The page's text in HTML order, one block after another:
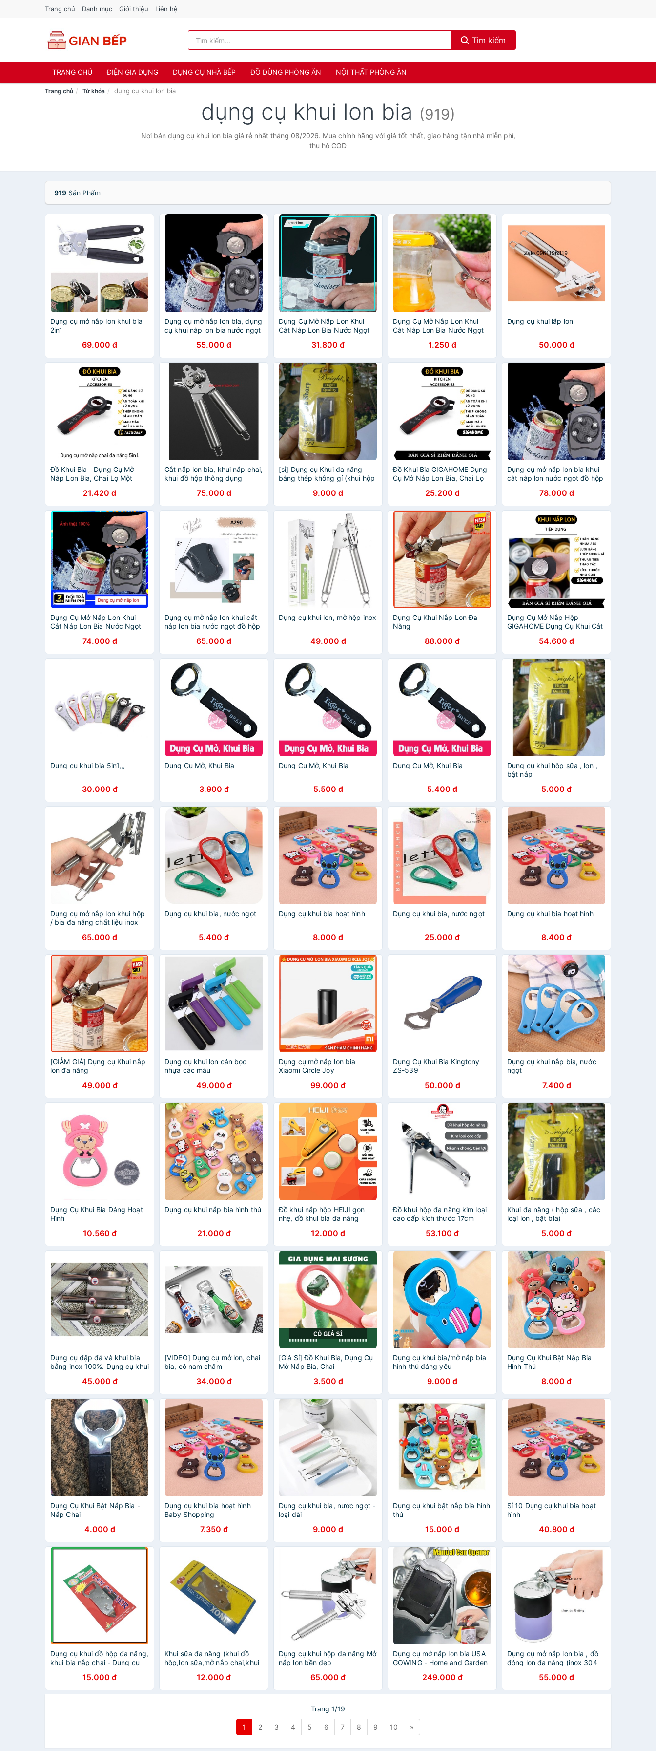
Trang chủ Danh mục Giới thiệu Liên hệ
Tìm kiếm
TRANG CHỦ ĐIỆN GIA DỤNG DỤNG CỤ NHÀ BẾP ĐỒ DÙNG PHÒNG ĂN NỘI THẤT PHÒNG ĂN
Trang chủ Từ khóa dụng cụ khui lon bia
dụng cụ khui lon bia (919)
Nơi bán dụng cụ khui lon bia giá rẻ nhất tháng 08/2026. Mua chính hãng với giá tốt nhất, giao hàng tận nhà miễn phí,
thu hộ COD
919 Sản Phẩm
Dụng cụ mở nắp lon khui bia
2in1
69.000 đ
Dụng cụ mở nắp lon bia, dụng
cụ khui nắp lon bia nước ngọt
55.000 đ
Dụng Cụ Mở Nắp Lon Khui
Cắt Nắp Lon Bia Nước Ngọt
31.800 đ
Dụng Cụ Mở Nắp Lon Khui
Cắt Nắp Lon Bia Nước Ngọt
1.250 đ
Dụng cụ khui lắp lon
50.000 đ
Đồ Khui Bia - Dụng Cụ Mở
Nắp Lon Bia, Chai Lọ Một
21.420 đ
Cắt nắp lon bia, khui nắp chai,
khui đồ hộp thông dụng
75.000 đ
[sỉ] Dụng cụ Khui đa năng
bằng thép không gỉ (khui hộp
9.000 đ
Đồ Khui Bia GIGAHOME Dụng
Cụ Mở Nắp Lon Bia, Chai Lọ
25.200 đ
Dụng cụ mở nắp lon bia khui
cắt nắp lon nước ngọt đồ hộp
78.000 đ
Dụng Cụ Mở Nắp Lon Khui
Cắt Nắp Lon Bia Nước Ngọt
Chuyên Dụng- wonter
74.000 đ
Dụng cụ mở nắp lon khui cắt
nắp lon bia nước ngọt đồ hộp
dụng A29065.000 đ
Dụng cụ khui lon, mở hộp inox
49.000 đ
Dụng Cụ Khui Nắp Lon Đa
Năng
88.000 đ
Dụng Cụ Mở Nắp Hộp
GIGAHOME Dụng Cụ Khui Cắt
Hộp Tiện Dụng 9958
54.600 đ
Dụng cụ khui bia 5in1,,,
30.000 đ
Dụng Cụ Mở, Khui Bia
3.900 đ
Dụng Cụ Mở, Khui Bia
5.500 đ
Dụng Cụ Mở, Khui Bia
5.400 đ
Dụng cụ khui hộp sữa , lon ,
bật nắp
5.000 đ
Dụng cụ mở nắp lon khui hộp
/ bia đa năng chất liệu inox
65.000 đ
Dụng cụ khui bia, nước ngọt
5.400 đ
Dụng cụ khui bia hoạt hình
8.000 đ
Dụng cụ khui bia, nước ngọt
25.000 đ
Dụng cụ khui bia hoạt hình
8.400 đ
[GIẢM GIÁ] Dụng cụ Khui nắp
lon đa năng
49.000 đ
Dụng cụ khui lon cán bọc
nhựa các màu
49.000 đ
Dụng cụ mở nắp lon bia
Xiaomi Circle Joy
99.000 đ
Dụng Cụ Khui Bia Kingtony
ZS-539
50.000 đ
Dụng cụ khui nắp bia, nước
ngọt
7.400 đ
Dụng Cụ Khui Bia Dáng Hoạt
Hình
10.560 đ
Dụng cụ khui nắp bia hình thú
21.000 đ
Đồ khui nắp hộp HEIJI gọn
nhẹ, đồ khui bia đa năng
và thực phẩm đóng hộp đa
năng
12.000 đ
Đồ khui hộp đa năng kim loại
cao cấp kích thước 17cm
khẩu dụng cụ khui sữa nắp
lon khui bia
53.100 đ
Khui đa năng ( hộp sữa , các
loại lon , bật bia)
5.000 đ
Dụng cụ đập đá và khui bia
bằng inox 100%. Dụng cụ khui
45.000 đ
[VIDEO] Dụng cụ mở lon, chai
bia, có nam châm
34.000 đ
[Giá Sỉ] Đồ Khui Bia, Dụng Cụ
Mở Nắp Bia, Chai
3.500 đ
Dụng cụ khui bia/mở nắp bia
hình thú đáng yêu
9.000 đ
Dụng Cụ Khui Bật Nắp Bia
Hình Thú
8.000 đ
Dụng Cụ Khui Bật Nắp Bia -
Nắp Chai
4.000 đ
Dụng cụ khui bia hoạt hình
Baby Shopping
7.350 đ
Dụng cụ khui bia, nước ngọt -
loại dài
9.000 đ
Dụng cụ khui bật nắp bia hình
thú
15.000 đ
Sỉ 10 Dụng cụ khui bia hoạt
hình
40.800 đ
Dụng cụ khui đồ hộp đa năng,
khui bia nắp chai - Dụng cụ
15.000 đ
Khui sữa đa năng (khui đồ
hộp,lon sữa,mở nắp chai,khui
12.000 đ
Dụng cụ khui hộp đa năng Mở
nắp lon bền đẹp
65.000 đ
Dụng cụ mở nắp lon bia USA
GOWING - Home and Garden
249.000 đ
Dụng cụ mở nắp lon bia , đồ
đóng lon đa năng (inox 304
55.000 đ
Trang 1/19
1 2 3 4 5 6 7 8 9 10 »